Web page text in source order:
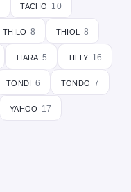
tacho 10
thilo 8 thiol 8
tiara 5 tilly 16
tondi 6 tondo 7
yahoo 17